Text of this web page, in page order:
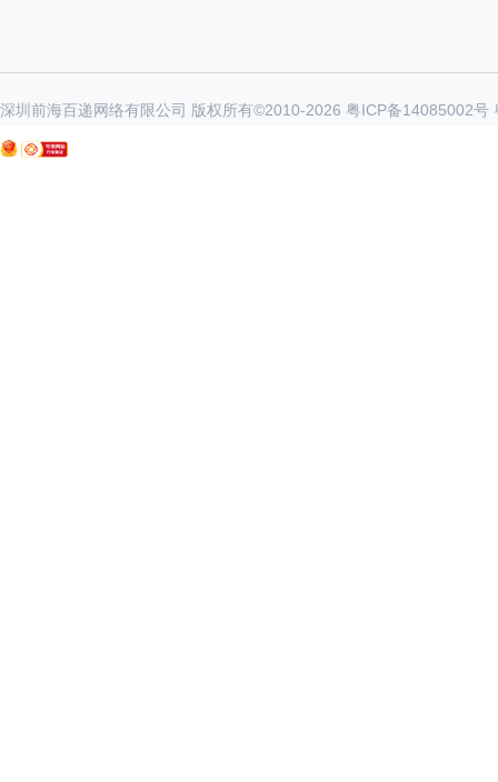
深圳前海百递网络有限公司 版权所有©2010-2026 粤ICP备14085002号